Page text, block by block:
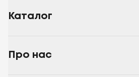
Каталог
Про нас